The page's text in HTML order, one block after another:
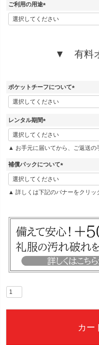
)
ご利用の用途
(
必
▼ 有料
ポケットチーフについて
(
必
レンタル期間
(
必
須
▲ お手元に届いてから、ご返送の
補償パックについて
(
必
須
▲ 詳しくは下記のバナーをクリッ
カー